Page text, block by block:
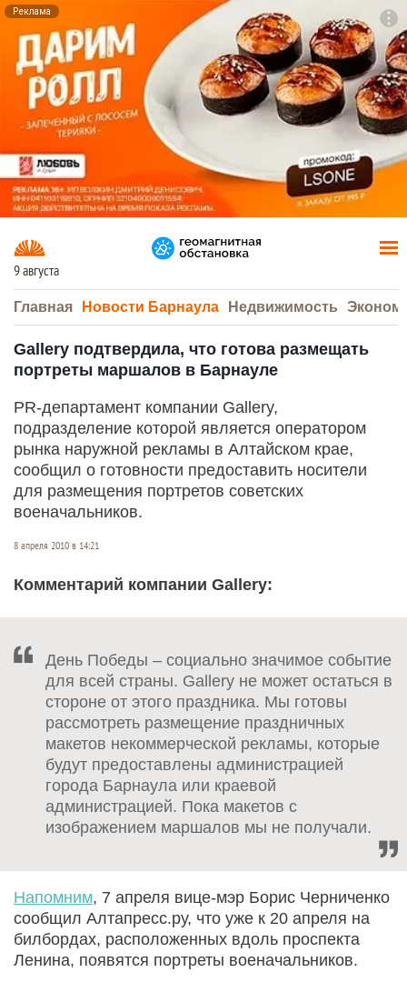
Реклама
9 августа
Главная Новости Барнаула Недвижимость
Gallery подтвердила, что готова размещать
портреты маршалов в Барнауле
PR-департамент компании Gallery,
подразделение которой является оператором
рынка наружной рекламы в Алтайском крае,
сообщил о готовности предоставить носители
для размещения портретов советских
военачальников.
8 апреля 2010 в 14:21
Комментарий компании Gallery:
День Победы – социально значимое событие
для всей страны. Gallery не может остаться в
стороне от этого праздника. Мы готовы
рассмотреть размещение праздничных
макетов некоммерческой рекламы, которые
будут предоставлены администрацией
города Барнаула или краевой
администрацией. Пока макетов с
изображением маршалов мы не получали.
Напомним, 7 апреля вице-мэр Борис Черниченко
сообщил Алтапресс.ру, что уже к 20 апреля на
билбордах, расположенных вдоль проспекта
Ленина, появятся портреты военачальников.